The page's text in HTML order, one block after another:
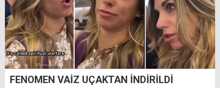
FENOMEN VAİZ UÇAKTAN İNDİRİLDİ